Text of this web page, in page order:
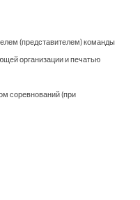
(представителем) команды
организации и печатью
соревнований (при